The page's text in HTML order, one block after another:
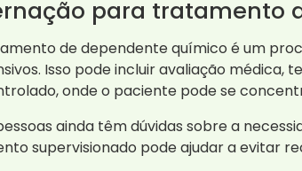
para tratamento
de dependente químico é um
Isso pode incluir avaliação
onde o paciente pode se
ainda têm dúvidas sobre a
supervisionado pode ajudar a evitar